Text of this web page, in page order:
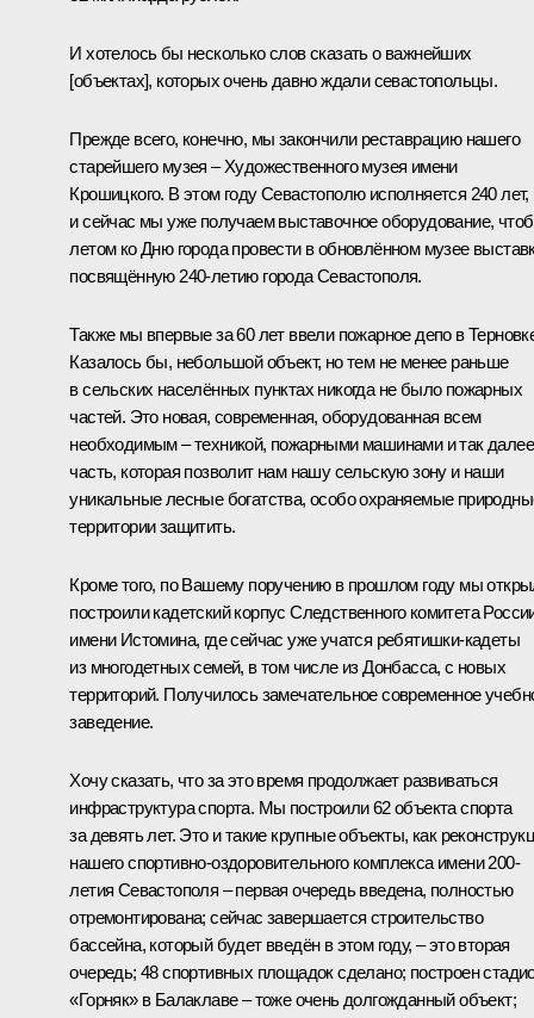
И хотелось бы несколько слов сказать о важнейших
[объектах], которых очень давно ждали севастопольцы.
Прежде всего, конечно, мы закончили реставрацию нашего
старейшего музея – Художественного музея имени
Крошицкого. В этом году Севастополю исполняется 240 лет,
и сейчас мы уже получаем выставочное оборудование,
летом ко Дню города провести в обновлённом музее
посвящённую 240-летию города Севастополя.
Также мы впервые за 60 лет ввели пожарное депо в
Казалось бы, небольшой объект, но тем не менее раньше
в сельских населённых пунктах никогда не было пожарных
частей. Это новая, современная, оборудованная всем
необходимым – техникой, пожарными машинами и так
часть, которая позволит нам нашу сельскую зону и наши
уникальные лесные богатства, особо охраняемые
территории защитить.
Кроме того, по Вашему поручению в прошлом году мы
построили кадетский корпус Следственного комитета
имени Истомина, где сейчас уже учатся ребятишки-кадеты
из многодетных семей, в том числе из Донбасса, с новых
территорий. Получилось замечательное современное
заведение.
Хочу сказать, что за это время продолжает развиваться
инфраструктура спорта. Мы построили 62 объекта спорта
за девять лет. Это и такие крупные объекты, как
нашего спортивно-оздоровительного комплекса имени 200-
летия Севастополя – первая очередь введена, полностью
отремонтирована; сейчас завершается строительство
бассейна, который будет введён в этом году, – это вторая
очередь; 48 спортивных площадок сделано; построен
«Горняк» в Балаклаве – тоже очень долгожданный объект;